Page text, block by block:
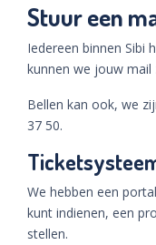
Stuur een
Iedereen binnen Sibi
kunnen we jouw
Bellen kan ook, we
37 50.
We hebben een
kunt indienen, een
stellen.